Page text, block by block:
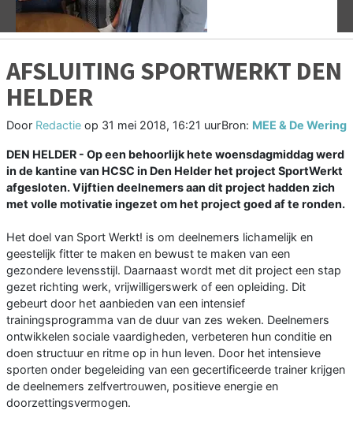
AFSLUITING SPORTWERKT DEN
HELDER
Door Redactie op 31 mei 2018, 16:21 uurBron: MEE & De Wering
DEN HELDER - Op een behoorlijk hete woensdagmiddag werd
in de kantine van HCSC in Den Helder het project SportWerkt
afgesloten. Vijftien deelnemers aan dit project hadden zich
met volle motivatie ingezet om het project goed af te ronden.
Het doel van Sport Werkt! is om deelnemers lichamelijk en
geestelijk fitter te maken en bewust te maken van een
gezondere levensstijl. Daarnaast wordt met dit project een stap
gezet richting werk, vrijwilligerswerk of een opleiding. Dit
gebeurt door het aanbieden van een intensief
trainingsprogramma van de duur van zes weken. Deelnemers
ontwikkelen sociale vaardigheden, verbeteren hun conditie en
doen structuur en ritme op in hun leven. Door het intensieve
sporten onder begeleiding van een gecertificeerde trainer krijgen
de deelnemers zelfvertrouwen, positieve energie en
doorzettingsvermogen.